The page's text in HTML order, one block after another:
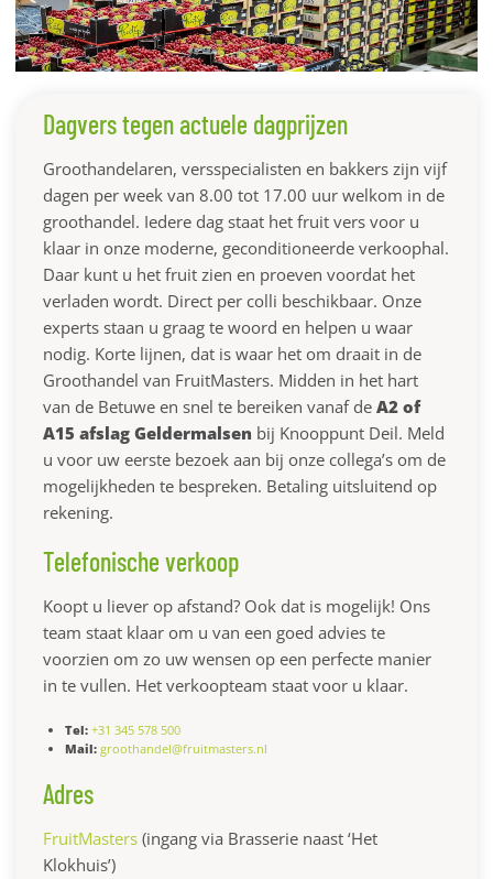
Dagvers tegen actuele dagprijzen
Groothandelaren, versspecialisten en bakkers zijn vijf
dagen per week van 8.00 tot 17.00 uur welkom in de
groothandel. Iedere dag staat het fruit vers voor u
klaar in onze moderne, geconditioneerde verkoophal.
Daar kunt u het fruit zien en proeven voordat het
verladen wordt. Direct per colli beschikbaar. Onze
experts staan u graag te woord en helpen u waar
nodig. Korte lijnen, dat is waar het om draait in de
Groothandel van FruitMasters. Midden in het hart
van de Betuwe en snel te bereiken vanaf deA2 of
A15 afslag Geldermalsen bij Knooppunt Deil. Meld
u voor uw eerste bezoek aan bij onze collega’s om de
mogelijkheden te bespreken. Betaling uitsluitend op
rekening.
Telefonische verkoop
Koopt u liever op afstand? Ook dat is mogelijk! Ons
team staat klaar om u van een goed advies te
voorzien om zo uw wensen op een perfecte manier
in te vullen. Het verkoopteam staat voor u klaar.
Tel: +31 345 578 500
Mail: groothandel@fruitmasters.nl
Adres
FruitMasters(ingang via Brasserie naast ‘Het
Klokhuis’)